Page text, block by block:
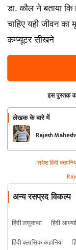
डा. कौल ने बताया
चाहिए यही जीवन
कम्प्यूटर सीखने
इस पुस्तक
लेखक के बारे में
Rajesh
श्रेष्ठ हिंदी
अन्य रसप्रद विकल्प
हिंदी लघुकथा हिंदी
हिंदी क्लासिक कहानियां